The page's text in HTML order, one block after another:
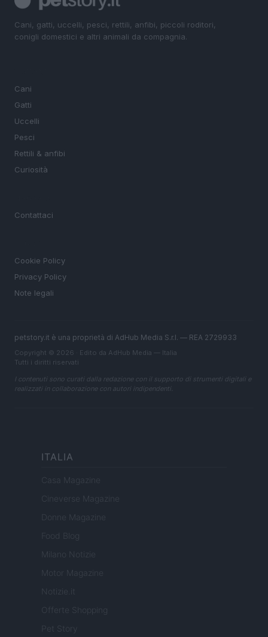
Cani, gatti, uccelli, pesci, rettili, anfibi, piccoli roditori,
conigli domestici e altri animali da compagnia.
Cani
Gatti
Uccelli
Pesci
Rettili & anfibi
Curiosità
Contattaci
Cookie Policy
Privacy Policy
Note legali
petstory.it è una proprietà di AdHub Media S.r.l. — REA 2729933
Copyright © 2026 · Edito da AdHub Media — Italia
Tutti i diritti riservati
I contenuti sono curati dalla redazione con il supporto di strumenti digitali e
realizzati in collaborazione con autori indipendenti.
ITALIA
Casa Magazine
Cineverse Magazine
Donne Magazine
Food Blog
Milano Notizie
Motor Magazine
Notizie.it
Offerte Shopping